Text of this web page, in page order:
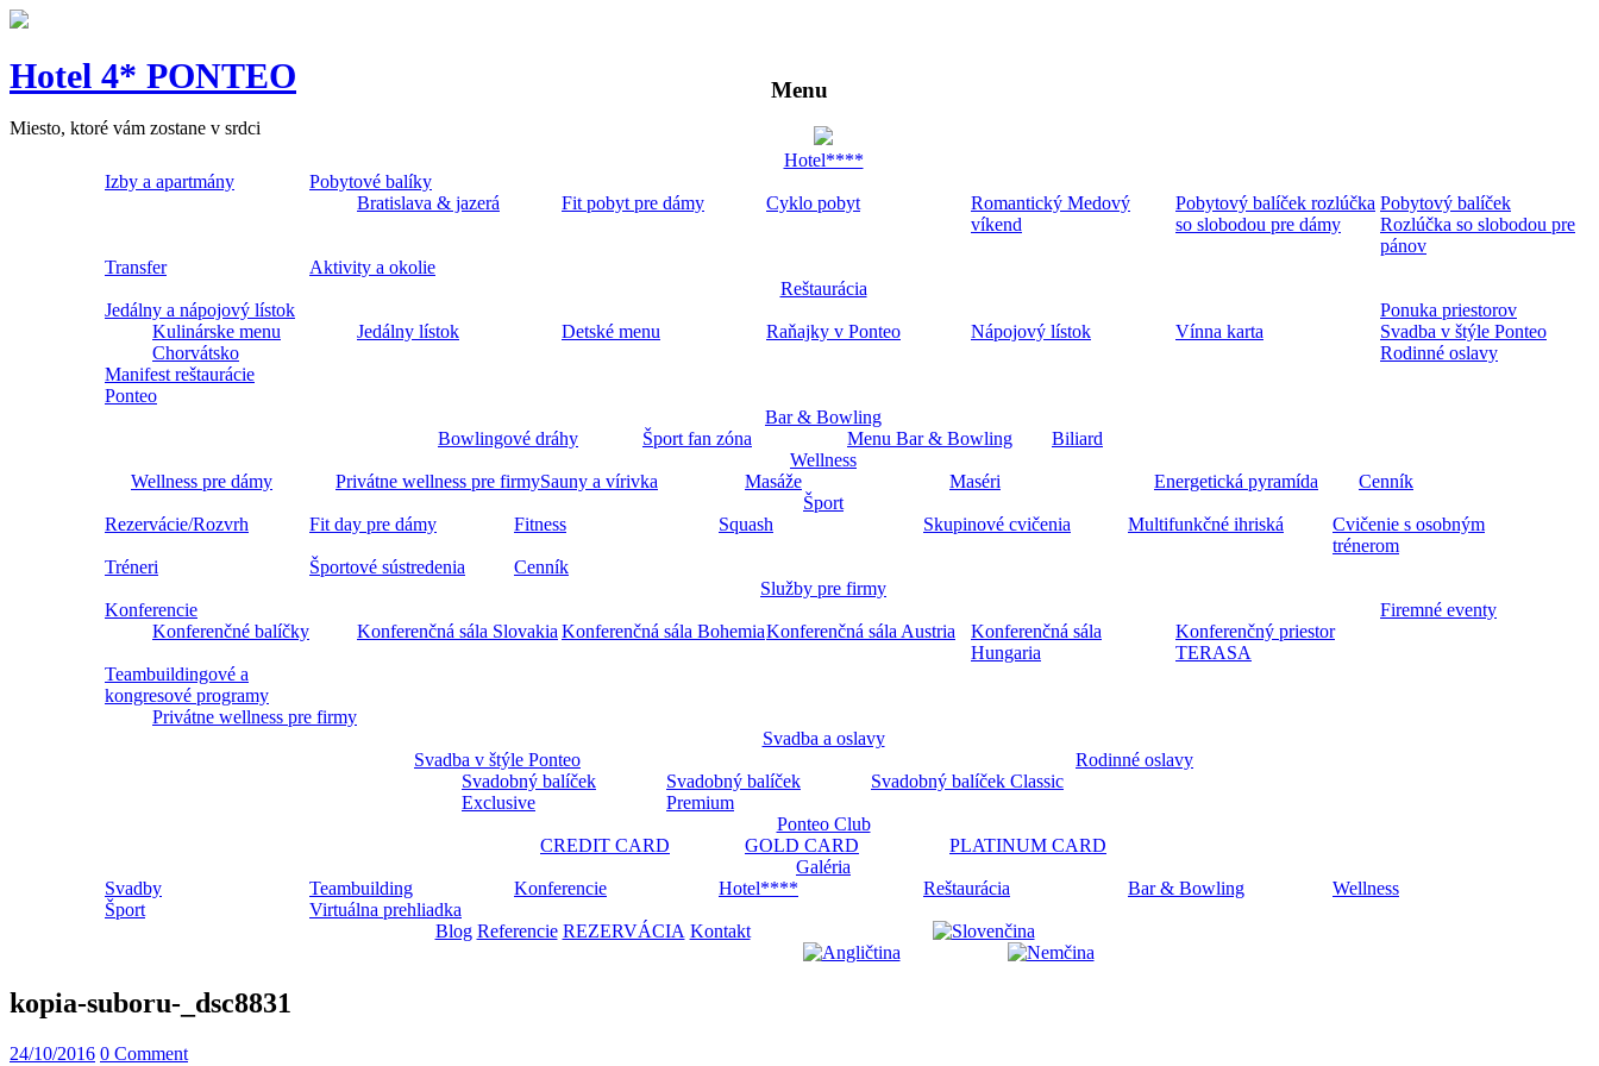
Hotel 4* PONTEO
Miesto, ktoré vám zostane v srdci
Menu
Hotel****
Izby a apartmány
Pobytové balíky
Bratislava & jazerá
Fit pobyt pre dámy Cyklo pobyt
Romantický Medový
víkend
Pobytový balíček rozlúčka
so slobodou pre dámy
Pobytový balíček
Rozlúčka so slobodou pre
pánov
Transfer
Aktivity a okolie
Reštaurácia
Jedálny a nápojový lístok
Kulinárske menu
Chorvátsko
Jedálny lístok Detské menu Raňajky v Ponteo Nápojový lístok Vínna karta
Ponuka priestorov
Svadba v štýle Ponteo
Rodinné oslavy
Manifest reštaurácie
Ponteo
Bar & Bowling
Bowlingové dráhy
Šport fan zóna Menu Bar & Bowling
Biliard
Wellness
Wellness pre dámy
Privátne wellness pre firmySauny a vírivka Masáže Maséri Energetická pyramída
Cenník
Šport
Rezervácie/Rozvrh
Fit day pre dámy Fitness Squash Skupinové cvičenia Multifunkčné ihriská
Cvičenie s osobným
trénerom
Tréneri
Športové sústredenia
Cenník
Služby pre firmy
Konferencie
Konferenčné balíčky
Konferenčná sála Slovakia Konferenčná sála BohemiaKonferenčná sála Austria
Konferenčná sála
Hungaria
Konferenčný priestor
TERASA
Firemné eventy
Teambuildingové a
kongresové programy
Privátne wellness pre firmy
Svadba a oslavy
Svadba v štýle Ponteo
Svadobný balíček
Exclusive
Svadobný balíček
Premium
Svadobný balíček Classic
Rodinné oslavy
Ponteo Club
CREDIT CARD
GOLD CARD
PLATINUM CARD
Galéria
Svadby
Teambuilding Konferencie Hotel**** Reštaurácia Bar & Bowling
Wellness
Šport
Virtuálna prehliadka
Blog Referencie REZERVÁCIA Kontakt
kopia-suboru-_dsc8831
24/10/2016 0 Comment